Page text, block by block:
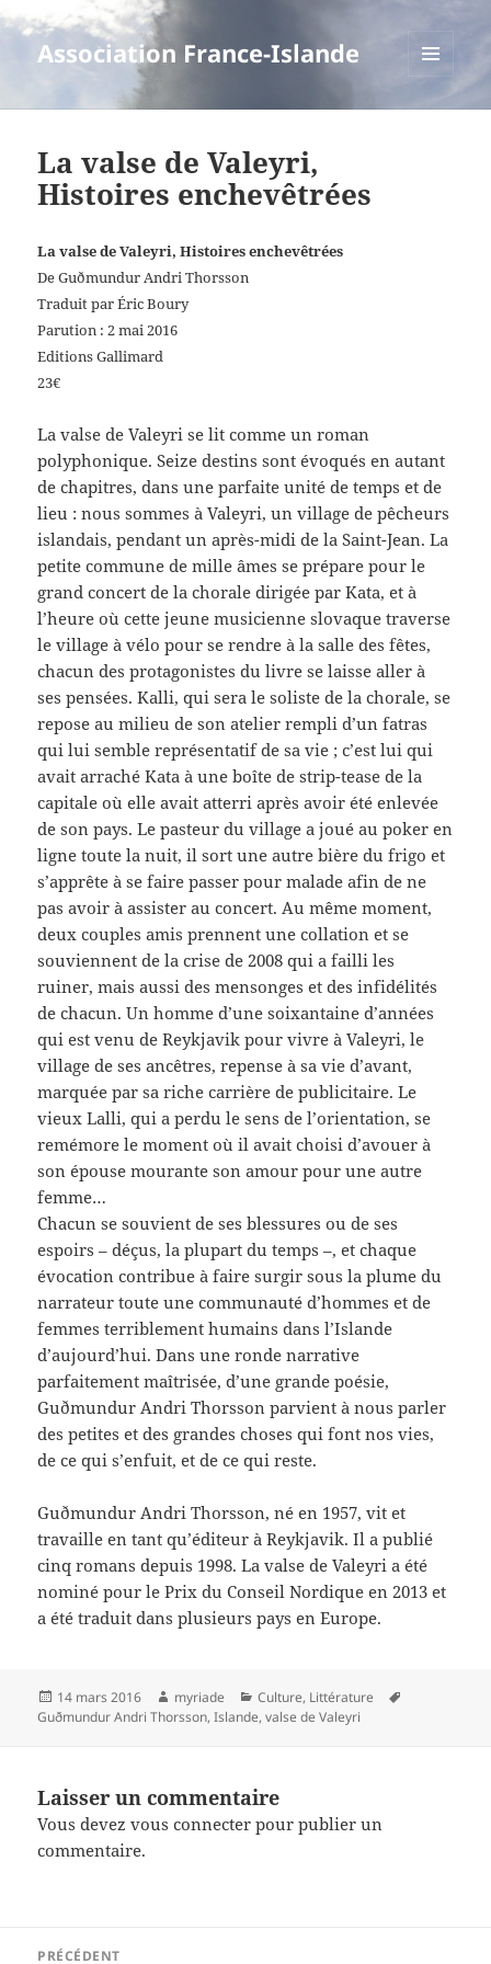
Association France-Islande
La valse de Valeyri,
Histoires enchevêtrées
La valse de Valeyri, Histoires enchevêtrées
De Guðmundur Andri Thorsson
Traduit par Éric Boury
Parution : 2 mai 2016
Editions Gallimard
23€
La valse de Valeyri se lit comme un roman
polyphonique. Seize destins sont évoqués en autant
de chapitres, dans une parfaite unité de temps et de
lieu : nous sommes à Valeyri, un village de pêcheurs
islandais, pendant un après-midi de la Saint-Jean. La
petite commune de mille âmes se prépare pour le
grand concert de la chorale dirigée par Kata, et à
l’heure où cette jeune musicienne slovaque traverse
le village à vélo pour se rendre à la salle des fêtes,
chacun des protagonistes du livre se laisse aller à
ses pensées. Kalli, qui sera le soliste de la chorale, se
repose au milieu de son atelier rempli d’un fatras
qui lui semble représentatif de sa vie ; c’est lui qui
avait arraché Kata à une boîte de strip-tease de la
capitale où elle avait atterri après avoir été enlevée
de son pays. Le pasteur du village a joué au poker en
ligne toute la nuit, il sort une autre bière du frigo et
s’apprête à se faire passer pour malade afin de ne
pas avoir à assister au concert. Au même moment,
deux couples amis prennent une collation et se
souviennent de la crise de 2008 qui a failli les
ruiner, mais aussi des mensonges et des infidélités
de chacun. Un homme d’une soixantaine d’années
qui est venu de Reykjavik pour vivre à Valeyri, le
village de ses ancêtres, repense à sa vie d’avant,
marquée par sa riche carrière de publicitaire. Le
vieux Lalli, qui a perdu le sens de l’orientation, se
remémore le moment où il avait choisi d’avouer à
son épouse mourante son amour pour une autre
femme…
Chacun se souvient de ses blessures ou de ses
espoirs – déçus, la plupart du temps –, et chaque
évocation contribue à faire surgir sous la plume du
narrateur toute une communauté d’hommes et de
femmes terriblement humains dans l’Islande
d’aujourd’hui. Dans une ronde narrative
parfaitement maîtrisée, d’une grande poésie,
Guðmundur Andri Thorsson parvient à nous parler
des petites et des grandes choses qui font nos vies,
de ce qui s’enfuit, et de ce qui reste.
Guðmundur Andri Thorsson, né en 1957, vit et
travaille en tant qu’éditeur à Reykjavik. Il a publié
cinq romans depuis 1998. La valse de Valeyri a été
nominé pour le Prix du Conseil Nordique en 2013 et
a été traduit dans plusieurs pays en Europe.
Publié
le
14 mars 2016 Auteur
myriade Catégories
Culture, Littérature
Guðmundur Andri Thorsson,Islande,valse de Valeyri
Laisser un commentaire
Vous devezvous connecter pour publier un
commentaire.
PRÉCÉDENT